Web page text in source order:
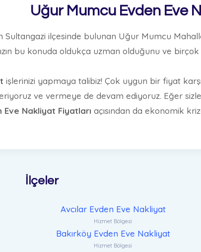
Uğur Mumcu Evden Eve
Sultangazi ilçesinde bulunan Uğur Mumcu
bu konuda oldukça uzman olduğunu ve
işlerinizi yapmaya talibiz! Çok uygun bir fiyat
ve vermeye de devam ediyoruz. Eğer
Eve Nakliyat Fiyatları açısından da ekonomik
İlçeler
Avcılar Evden Eve Nakliyat
Hizmet Bölgesi
Bakırköy Evden Eve Nakliyat
Hizmet Bölgesi